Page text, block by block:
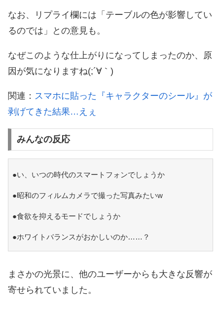
なお、リプライ欄には「テーブルの色が影響してい
るのでは」との意見も。
なぜこのような仕上がりになってしまったのか、原
因が気になりますね(;´∀｀)
関連： スマホに貼った『キャラクターのシール』が
剥げてきた結果…えぇ
みんなの反応
●い、いつの時代のスマートフォンでしょうか
●昭和のフィルムカメラで撮った写真みたいw
●食欲を抑えるモードでしょうか
●ホワイトバランスがおかしいのか……？
まさかの光景に、他のユーザーからも大きな反響が
寄せられていました。